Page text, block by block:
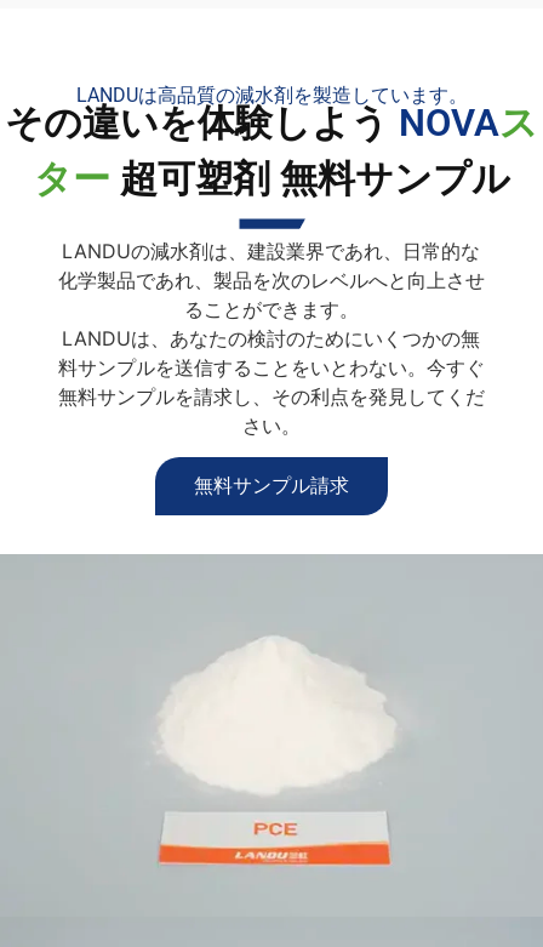
LANDUは高品質の減水剤を製造しています。
その違いを体験しよう NOVAス
ター 超可塑剤 無料サンプル
LANDUの減水剤は、建設業界であれ、日常的な
化学製品であれ、製品を次のレベルへと向上させ
ることができます。
LANDUは、あなたの検討のためにいくつかの無
料サンプルを送信することをいとわない。今すぐ
無料サンプルを請求し、その利点を発見してくだ
さい。
無料サンプル請求